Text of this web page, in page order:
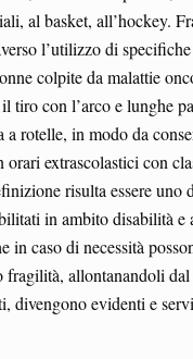
al basket, all’hockey.
l’utilizzo di
colpite da malattie
con l’arco e lunghe
a rotelle, in modo da
extrascolastici con
risulta essere
in ambito disabilità e
caso di necessità
allontanandoli
divengono evidenti e